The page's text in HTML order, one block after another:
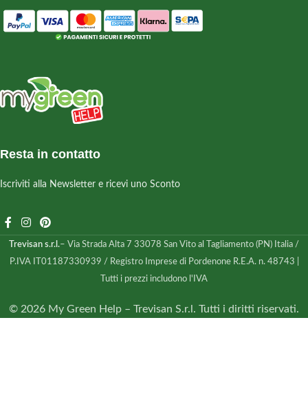
Resta in contatto
Iscriviti alla Newsletter e ricevi uno Sconto
Trevisan s.r.l.– Via Strada Alta 7 33078 San Vito al Tagliamento (PN) Italia /
P.IVA IT01187330939 / Registro Imprese di Pordenone R.E.A. n. 48743 |
Tutti i prezzi includono l'IVA
© 2026 My Green Help – Trevisan S.r.l. Tutti i diritti riservati.